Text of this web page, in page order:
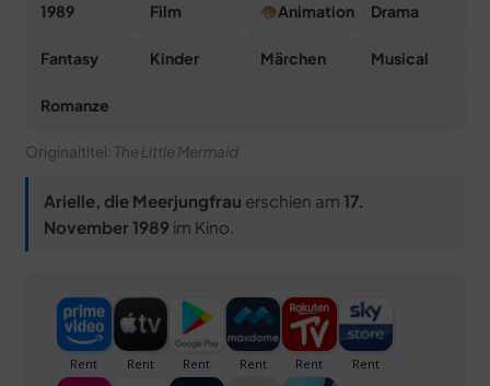
1989 Film Animation Drama
Fantasy Kinder Märchen Musical
Romanze
Originaltitel: The Little Mermaid
Arielle, die Meerjungfrau erschien am 17.
November 1989im Kino.